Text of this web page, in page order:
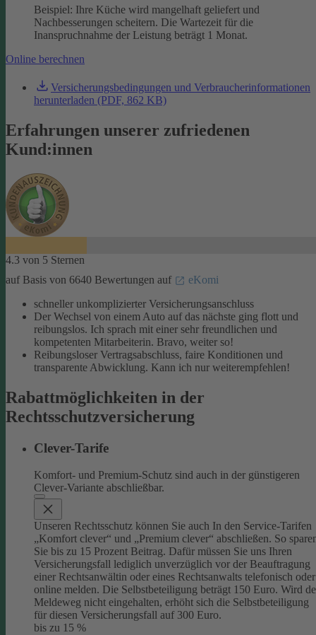
Beispiel: Ihre Küche wird mangelhaft geliefert und
Nachbesserungen scheitern. Die Wartezeit für die
Inanspruchnahme der Leistung beträgt 1 Monat.
Online berechnen
Versicherungsbedingungen und Verbraucherinformationen
herunterladen (PDF, 862 KB)
Erfahrungen unserer zufriedenen
Kund:innen
4.3 von 5 Sternen
auf Basis von 6640 Bewertungen auf
eKomi
schneller unkomplizierter Versicherungsanschluss
Der Wechsel von einem Auto auf das nächste ging flott und
reibungslos. Ich sprach mit einer sehr freundlichen und
kompetenten Mitarbeiterin. Bravo, weiter so!
Reibungsloser Vertragsabschluss, faire Konditionen und
transparente Abwicklung. Kann ich nur weiterempfehlen!
Rabattmöglichkeiten in der
Rechtsschutzversicherung
Clever-Tarife
Komfort- und Premium-Schutz sind auch in der günstigeren
Clever-Variante abschließbar.
Unseren Rechtsschutz können Sie auch In den Service-Tarifen
„Komfort clever“ und „Premium clever“ abschließen. So
Sie bis zu 15 Prozent Beitrag. Dafür müssen Sie uns Ihren
Versicherungsfall lediglich unverzüglich vor der Beauftragung
einer Rechtsanwältin oder eines Rechtsanwalts telefonisch oder
online melden. Die Selbstbeteiligung beträgt 150 Euro. Wird
Meldeweg nicht eingehalten, erhöht sich die Selbstbeteiligung
für diesen Versicherungsfall auf 300 Euro.
bis zu 15 %